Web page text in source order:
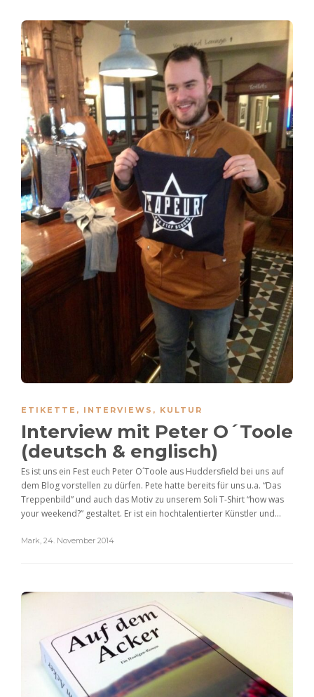
ETIKETTE , INTERVIEWS , KULTUR
Interview mit Peter O´Toole
(deutsch & englisch)
Es ist uns ein Fest euch Peter O´Toole aus Huddersfield bei uns auf
dem Blog vorstellen zu dürfen. Pete hatte bereits für uns u.a. “Das
Treppenbild” und auch das Motiv zu unserem Soli T-Shirt “how was
your weekend?” gestaltet. Er ist ein hochtalentierter Künstler und...
Mark, 24. November 2014